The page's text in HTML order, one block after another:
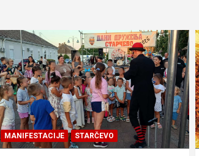
MANIFESTACIJE STARČEVO